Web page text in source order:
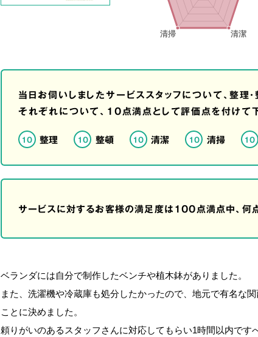
当日お伺いしましたサービススタッフについて、整理・
それぞれについて、10点満点として評価点を付けて下
10 整理 10 整頓 10 清潔 10 清掃 10
サービスに対するお客様の満足度は100点満点中、何点
ベランダには自分で制作したベンチや植木鉢がありました。
また、洗濯機や冷蔵庫も処分したかったので、地元で有名な
ことに決めました。
頼りがいのあるスタッフさんに対応してもらい1時間以内です